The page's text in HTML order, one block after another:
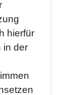
hierfür
in der